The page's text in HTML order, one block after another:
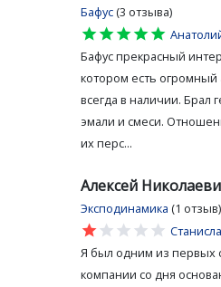
Бафус (3 отзыва)
star
star
star
star
star
Бафус прекрасный
котором есть огромный
всегда в наличии. Брал
эмали и смеси.
их перс...
Алексей
Эксподинамика (1 отзыв)
star
star
star
star
star
Я был одним из первых
компании со дня